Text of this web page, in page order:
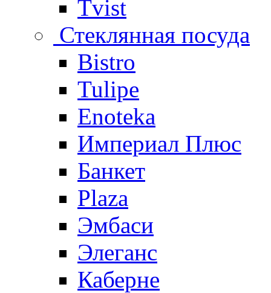
Tvist
Стеклянная посуда
Bistro
Tulipe
Enoteka
Империал Плюс
Банкет
Plaza
Эмбаси
Элеганс
Каберне